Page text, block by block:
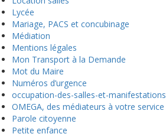
Lycée
Mariage, PACS et concubinage
Médiation
Mentions légales
Mon Transport à la Demande
Mot du Maire
Numéros d’urgence
occupation-des-salles-et-manifestations
OMEGA, des médiateurs à votre service
Parole citoyenne
Petite enfance